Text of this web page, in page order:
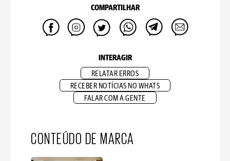
COMPARTILHAR
INTERAGIR
RELATAR ERROS
RECEBER NOTÍCIAS NO WHATS
FALAR COM A GENTE
CONTEÚDO DE MARCA